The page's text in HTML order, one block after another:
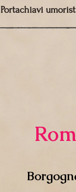
Portachiavi